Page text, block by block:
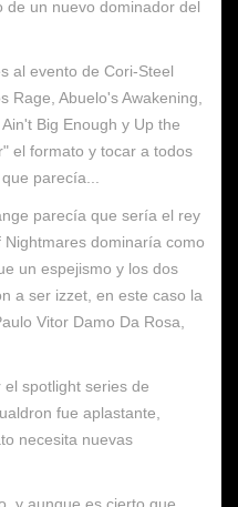
de un nuevo dominador del
al evento de Cori-Steel
Rage, Abuelo's Awakening,
Big Enough y Up the
el formato y tocar a todos
parecía...
parecía que sería el rey
dominaría como
un espejismo y los dos
a ser izzet, en este caso la
Vitor Damo Da Rosa,
spotlight series de
fue aplastante,
necesita nuevas
y aunque es cierto que